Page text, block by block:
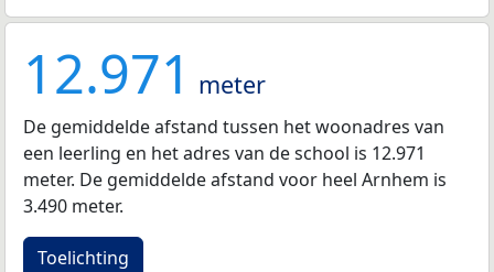
12.971 meter
De gemiddelde afstand tussen het woonadres van
een leerling en het adres van de school is 12.971
meter. De gemiddelde afstand voor heel Arnhem is
3.490 meter.
Toelichting